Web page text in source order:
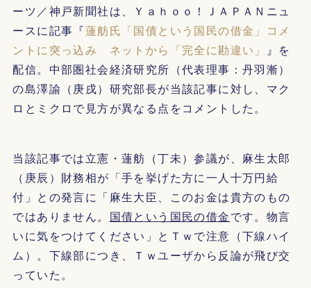
ーツ／神戸新聞社は、Ｙａｈｏｏ！ＪＡＰＡＮニュ
ースに記事『蓮舫氏「国債という国民の借金」コメ
ントに突っ込み ネットから「完全に勘違い」 』を
配信。中部圏社会経済研究所（代表理事：丹羽漸）
の島澤諭（庚戌）研究部長が当該記事に対し、マク
ロとミクロで見方が異なる点をコメントした。
当該記事では立憲・蓮舫（丁未）参議が、麻生太郎
（庚辰）財務相が「手を挙げた方に一人十万円給
付」との発言に「麻生大臣、このお金は貴方のもの
ではありません。 国債という国民の借金です。物言
いに気をつけてください」とＴｗで注意（下線ハイ
ム）。下線部につき、Ｔｗユーザから反論が飛び交
っていた。